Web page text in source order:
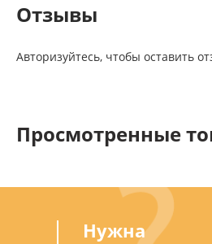
Отзывы
Авторизуйтесь, чтобы оставить
Просмотренные
Нужна